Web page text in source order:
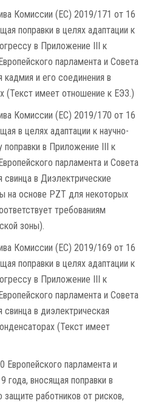
Комиссии (ЕС) 2019/171 от 16
поправки в целях адаптации к
в Приложение III к
парламента и Совета
и его соединения в
(Текст имеет отношение к ЕЭЗ.)
Комиссии (ЕС) 2019/170 от 16
в целях адаптации к научно-
поправки в Приложение III к
парламента и Совета
в Диэлектрические
на основе PZT для некоторых
требованиям
зоны).
Комиссии (ЕС) 2019/169 от 16
поправки в целях адаптации к
в Приложение III к
парламента и Совета
в диэлектрическая
(Текст имеет
парламента и
года, вносящая поправки в
работников от рисков,